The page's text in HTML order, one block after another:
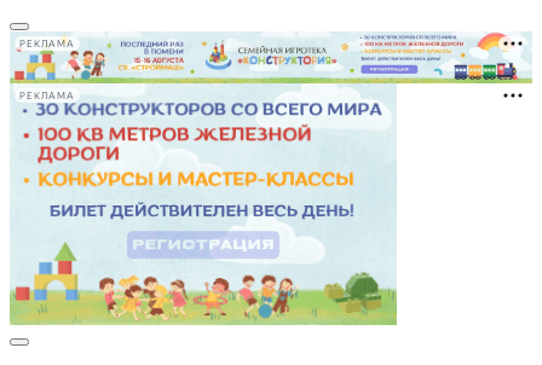
РЕКЛАМА
РЕКЛАМА